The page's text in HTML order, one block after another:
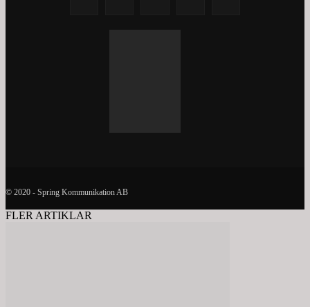
© 2020 - Spring Kommunikation AB
FLER ARTIKLAR